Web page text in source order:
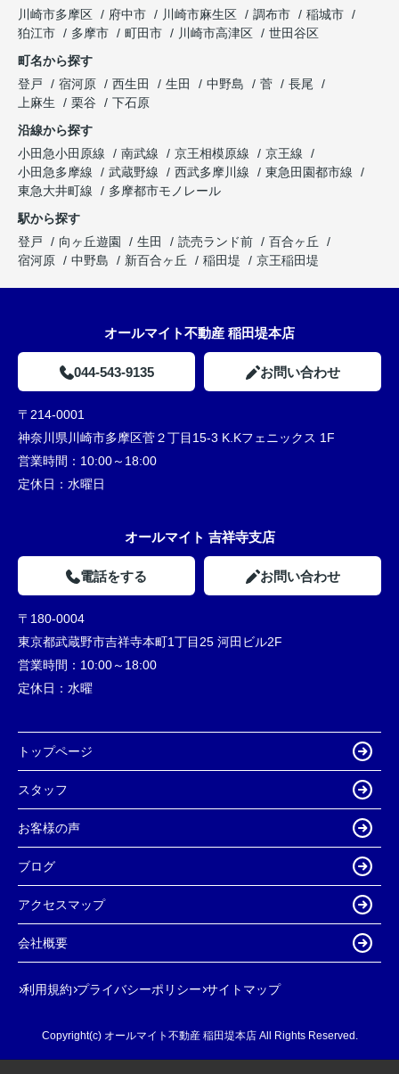
川崎市多摩区
府中市 川崎市麻生区 調布市
稲城市
狛江市
多摩市 町田市 川崎市高津区
世田谷区
町名から探す
登戸
宿河原 西生田 生田 中野島 菅
長尾
上麻生
栗谷
下石原
沿線から探す
小田急小田原線
南武線 京王相模原線
京王線
小田急多摩線
武蔵野線 西武多摩川線
東急田園都市線
東急大井町線
多摩都市モノレール
駅から探す
登戸
向ヶ丘遊園 生田 読売ランド前
百合ヶ丘
宿河原
中野島 新百合ヶ丘 稲田堤 京王稲田堤
オールマイト不動産 稲田堤本店
044-543-9135 お問い合わせ
〒214-0001
神奈川県川崎市多摩区菅２丁目15-3 K.Kフェニックス 1F
営業時間： 10:00～18:00
定休日： 水曜日
オールマイト 吉祥寺支店
電話をする お問い合わせ
〒180-0004
東京都武蔵野市吉祥寺本町1丁目25 河田ビル2F
営業時間： 10:00～18:00
定休日： 水曜
トップページ
スタッフ
お客様の声
ブログ
アクセスマップ
会社概要
利用規約 プライバシーポリシー サイトマップ
Copyright(c) オールマイト不動産 稲田堤本店 All Rights Reserved.